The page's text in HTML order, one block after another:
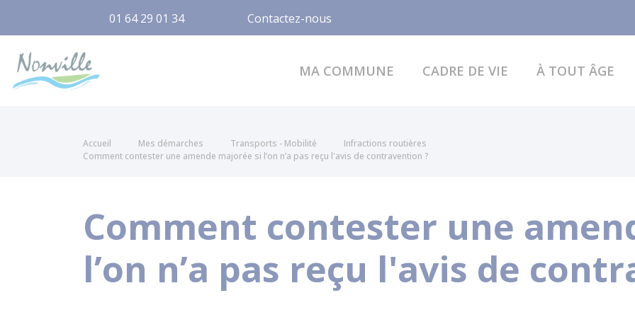
01 64 29 01 34 Contactez-nous
MA COMMUNE CADRE DE VIE À TOUT ÂGE
Accueil Mes démarches Transports - Mobilité
Infractions routières
Comment contester une amende majorée si l’on n’a pas reçu l'avis de contravention ?
Comment contester une
l’on n’a pas reçu l'avis de